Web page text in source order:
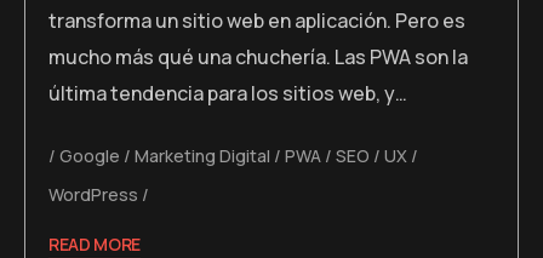
transforma un sitio web en aplicación. Pero es
mucho más qué una chuchería. Las PWA son la
última tendencia para los sitios web, y…
Google Marketing Digital PWA SEO
UX
WordPress
READ MORE